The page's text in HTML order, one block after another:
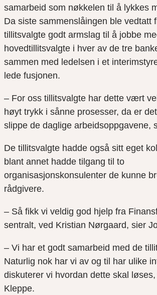
samarbeid som nøkkelen til å lykkes
Da siste sammenslåingen ble vedtatt
tillitsvalgte godt armslag til å jobbe
hovedtillitsvalgte i hver av de tre
sammen med ledelsen i et
lede fusjonen.
– For oss tillitsvalgte har dette vært
høyt trykk i sånne prosesser, da er
slippe de daglige arbeidsoppgavene,
De tillitsvalgte hadde også sitt eget
blant annet hadde tilgang til to
organisasjonskonsulenter de kunne
rådgivere.
– Så fikk vi veldig god hjelp fra
sentralt, ved Kristian Nørgaard, sier
– Vi har et godt samarbeid med de
Naturlig nok har vi av og til har ulike
diskuterer vi hvordan dette skal
Kleppe.